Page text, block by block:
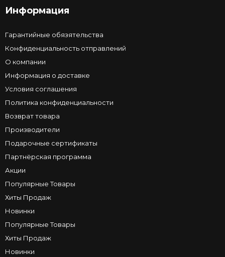
Информация
Гарантийные обязятельства
Конфиденциальность отправлений
О компании
Информация о доставке
Условия соглашения
Политика конфиденциальности
Возврат товара
Производители
Подарочные сертификаты
Партнёрская программа
Акции
Популярные Товары
Хиты Продаж
Новинки
Популярные Товары
Хиты Продаж
Новинки